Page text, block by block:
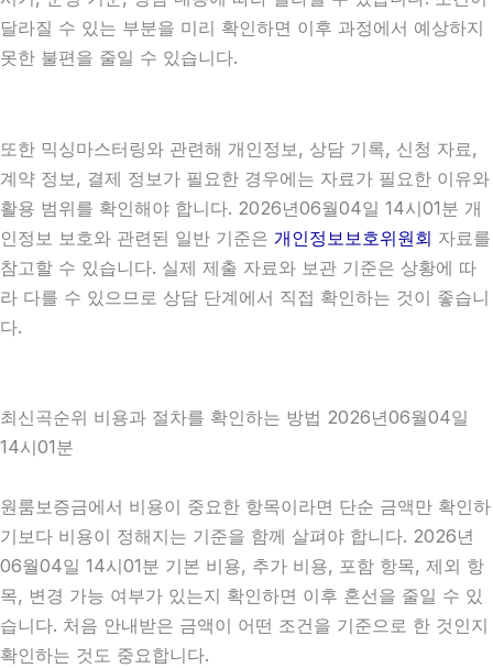
달라질 수 있는 부분을 미리 확인하면 이후 과정에서 예상하지
못한 불편을 줄일 수 있습니다.
또한 믹싱마스터링와 관련해 개인정보, 상담 기록, 신청 자료,
계약 정보, 결제 정보가 필요한 경우에는 자료가 필요한 이유와
활용 범위를 확인해야 합니다. 2026년06월04일 14시01분 개
인정보 보호와 관련된 일반 기준은 개인정보보호위원회 자료를
참고할 수 있습니다. 실제 제출 자료와 보관 기준은 상황에 따
라 다를 수 있으므로 상담 단계에서 직접 확인하는 것이 좋습니
다.
최신곡순위 비용과 절차를 확인하는 방법 2026년06월04일
14시01분
원룸보증금에서 비용이 중요한 항목이라면 단순 금액만 확인하
기보다 비용이 정해지는 기준을 함께 살펴야 합니다. 2026년
06월04일 14시01분 기본 비용, 추가 비용, 포함 항목, 제외 항
목, 변경 가능 여부가 있는지 확인하면 이후 혼선을 줄일 수 있
습니다. 처음 안내받은 금액이 어떤 조건을 기준으로 한 것인지
확인하는 것도 중요합니다.